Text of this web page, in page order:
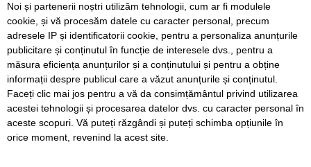
Festivalul Răchiului, în weekend, la Sânpetru Mare:
concurs, paradă și jocuri sătești
Trei chinezi, cercetați penal după ce au încercat să intre în
România cu vize false
SERVICII Redactia
Folosinta Cookie-urilor
Noi și partenerii noștri utilizăm tehnologii, cum ar fi modulele
cookie, și vă procesăm datele cu caracter personal, precum
adresele IP și identificatorii cookie, pentru a personaliza anunțurile
publicitare și conținutul în funcție de interesele dvs., pentru a
măsura eficiența anunțurilor și a conținutului și pentru a obține
informații despre publicul care a văzut anunțurile și conținutul.
Faceți clic mai jos pentru a vă da consimțământul privind utilizarea
acestei tehnologii și procesarea datelor dvs. cu caracter personal în
aceste scopuri. Vă puteți răzgândi și puteți schimba opțiunile în
orice moment, revenind la acest site.